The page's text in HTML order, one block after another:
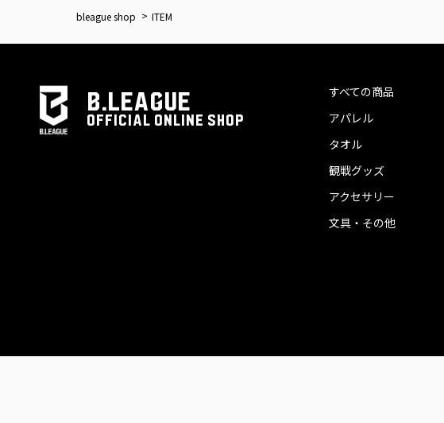
bleague shop ITEM
B.LEAGUE
OFFICIAL ONLINE SHOP
すべての商品
アパレル
タオル
観戦グッズ
アクセサリー
文具・その他